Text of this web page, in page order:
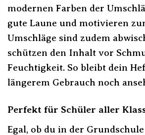
modernen Farben der
gute Laune und motivieren
Umschläge sind zudem
schützen den Inhalt vor
Feuchtigkeit. So bleibt dein
längerem Gebrauch noch
Perfekt für Schüler aller
Egal, ob du in der